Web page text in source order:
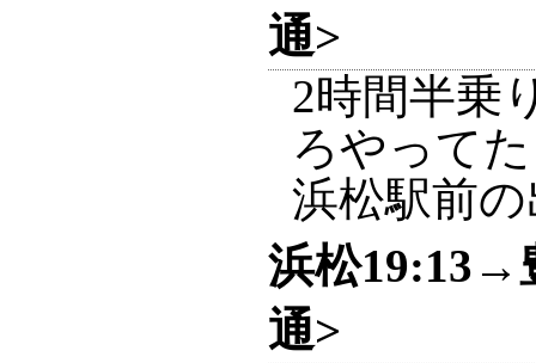
通>
2時間半乗
ろやって
浜松駅前
浜松19:13→
通>